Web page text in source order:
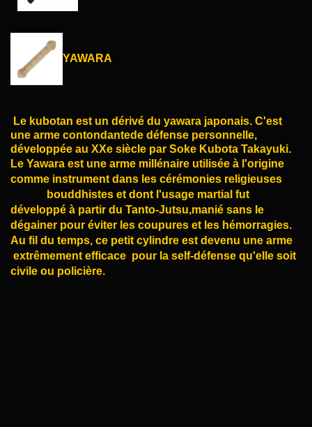
YAWARA
Le kubotan est un dérivé du yawara japonais. C'est
une arme contondantede défense personnelle,
développée au XXe siècle par Soke Kubota Takayuki.
Le Yawara est une arme millénaire utilisée à l'origine
comme instrument dans les cérémonies religieuses
bouddhistes et dont l'usage martial fut
développé à partir du Tanto-Jutsu,manié sans le
dégainer pour éviter les coupures et les hémorragies.
Au fil du temps, ce petit cylindre est devenu une arme
extrêmement efficace pour la self-défense qu'elle soit
civile ou policière.